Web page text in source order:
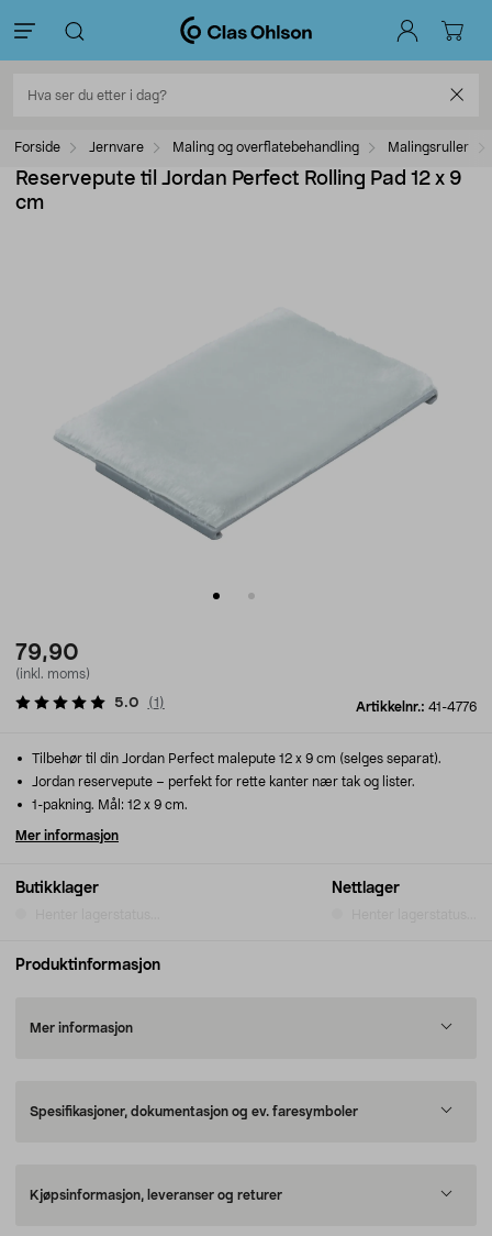
Forside Jernvare Maling og overflatebehandling Malingsruller
Reservepute til Jordan Perfect Rolling Pad 12 x 9
cm
79,90
(inkl. moms)
Artikkelnr.: 41-4776
5.0 (1 )
Butikklager Nettlager
Tilbehør til din Jordan Perfect malepute 12 x 9 cm (selges separat).
Jordan reservepute – perfekt for rette kanter nær tak og lister.
1-pakning. Mål: 12 x 9 cm.
Mer informasjon
Produktinformasjon
Mer informasjon
Spesifikasjoner, dokumentasjon og ev. faresymboler
Kjøpsinformasjon, leveranser og returer